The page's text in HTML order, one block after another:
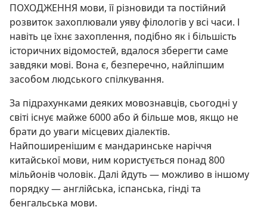
ПОХОДЖЕННЯ мови, її різновиди та постійний
розвиток захоплювали уяву філологів у всі часи. І
навіть це їхнє захоплення, подібно як і більшість
історичних відомостей, вдалося зберегти саме
завдяки мові. Вона є, безперечно, найліпшим
засобом людського спілкування.
За підрахунками деяких мовознавців, сьогодні у
світі існує майже 6000 або й більше мов, якщо не
брати до уваги місцевих діалектів.
Найпоширенішим є мандаринське наріччя
китайської мови, ним користується понад 800
мільйонів чоловік. Далі йдуть — можливо в іншому
порядку — англійська, іспанська, гінді та
бенгальська мови.